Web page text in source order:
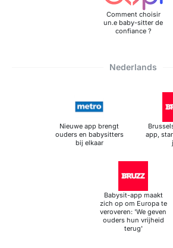
Comment choisir
un.e baby-sitter de
confiance ?
Nederlands
Nieuwe app brengt
ouders en babysitters
bij elkaar
app,
Babysit-app maakt
zich op om Europa te
veroveren: 'We geven
ouders hun vrijheid
terug'